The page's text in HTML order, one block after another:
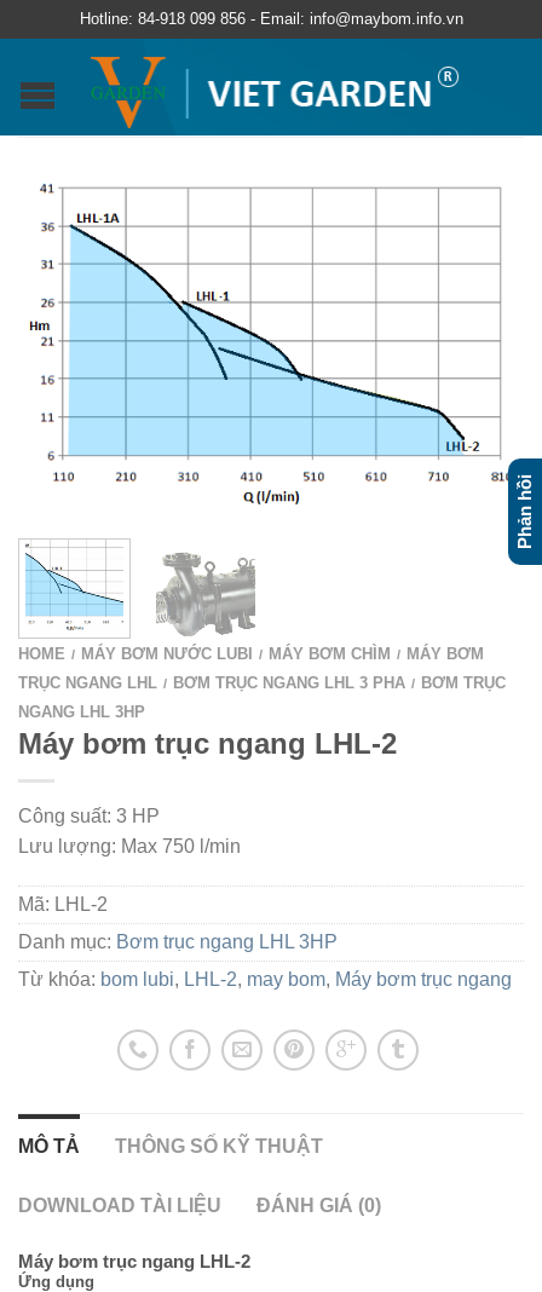
Hotline: 84-918 099 856 - Email: info@maybom.info.vn
HOME / MÁY BƠM NƯỚC LUBI / MÁY BƠM CHÌM / MÁY BƠM
TRỤC NGANG LHL / BƠM TRỤC NGANG LHL 3 PHA / BƠM TRỤC
NGANG LHL 3HP
Máy bơm trục ngang LHL-2
Công suất: 3 HP
Lưu lượng: Max 750 l/min
Mã: LHL-2
Danh mục: Bơm trục ngang LHL 3HP
Từ khóa: bom lubi, LHL-2, may bom, Máy bơm trục ngang
MÔ TẢ THÔNG SỐ KỸ THUẬT
DOWNLOAD TÀI LIỆU ĐÁNH GIÁ (0)
Máy bơm trục ngang LHL-2
Ứng dụng
Phản hồi